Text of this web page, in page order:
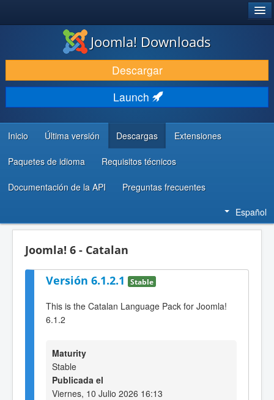
DESCARGAR & EXTENDER
DESCUBRE & APRENDE
COMUNIDAD & SOPORTE
RECURSOS PARA DESARROLLADORES
Joomla! Downloads
Descargar
Launch
Inicio Última versión Descargas Extensiones
Paquetes de idioma Requisitos técnicos
Documentación de la API Preguntas frecuentes
Español
Joomla! 6 - Catalan
Versión 6.1.2.1 Stable
This is the Catalan Language Pack for Joomla!
6.1.2
Maturity
Stable
Publicada el
Viernes, 10 Julio 2026 16:13